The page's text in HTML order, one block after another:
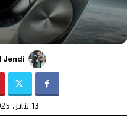
Jendi
13 يناير، 2025